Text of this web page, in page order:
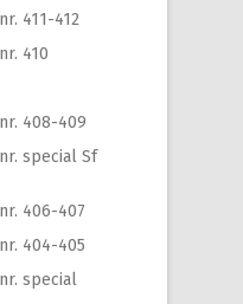
411-412
410
408-409
special Sf
406-407
404-405
special